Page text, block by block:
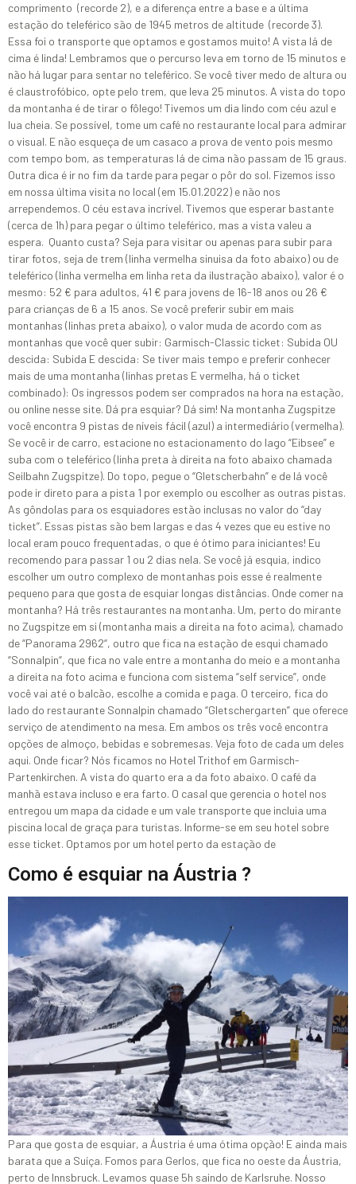
comprimento (recorde 2), e a diferença entre a base e a última
estação do teleférico são de 1945 metros de altitude (recorde 3).
Essa foi o transporte que optamos e gostamos muito! A vista lá de
cima é linda! Lembramos que o percurso leva em torno de 15 minutos e
não há lugar para sentar no teleférico. Se você tiver medo de altura ou
é claustrofóbico, opte pelo trem, que leva 25 minutos. A vista do topo
da montanha é de tirar o fôlego! Tivemos um dia lindo com céu azul e
lua cheia. Se possível, tome um café no restaurante local para admirar
o visual. E não esqueça de um casaco a prova de vento pois mesmo
com tempo bom, as temperaturas lá de cima não passam de 15 graus.
Outra dica é ir no fim da tarde para pegar o pôr do sol. Fizemos isso
em nossa última visita no local (em 15.01.2022) e não nos
arrependemos. O céu estava incrível. Tivemos que esperar bastante
(cerca de 1h) para pegar o último teleférico, mas a vista valeu a
espera. Quanto custa? Seja para visitar ou apenas para subir para
tirar fotos, seja de trem (linha vermelha sinuisa da foto abaixo) ou de
teleférico (linha vermelha em linha reta da ilustração abaixo), valor é o
mesmo: 52 € para adultos, 41 € para jovens de 16-18 anos ou 26 €
para crianças de 6 a 15 anos. Se você preferir subir em mais
montanhas (linhas preta abaixo), o valor muda de acordo com as
montanhas que você quer subir: Garmisch-Classic ticket: Subida OU
descida: Subida E descida: Se tiver mais tempo e preferir conhecer
mais de uma montanha (linhas pretas E vermelha, há o ticket
combinado): Os ingressos podem ser comprados na hora na estação,
ou online nesse site. Dá pra esquiar? Dá sim! Na montanha Zugspitze
você encontra 9 pistas de níveis fácil (azul) a intermediário (vermelha).
Se você ir de carro, estacione no estacionamento do lago “Eibsee” e
suba com o teleférico (linha preta à direita na foto abaixo chamada
Seilbahn Zugspitze). Do topo, pegue o “Gletscherbahn” e de lá você
pode ir direto para a pista 1 por exemplo ou escolher as outras pistas.
As gôndolas para os esquiadores estão inclusas no valor do “day
ticket”. Essas pistas são bem largas e das 4 vezes que eu estive no
local eram pouco frequentadas, o que é ótimo para iniciantes! Eu
recomendo para passar 1 ou 2 dias nela. Se você já esquia, indico
escolher um outro complexo de montanhas pois esse é realmente
pequeno para que gosta de esquiar longas distâncias. Onde comer na
montanha? Há três restaurantes na montanha. Um, perto do mirante
no Zugspitze em si (montanha mais a direita na foto acima), chamado
de “Panorama 2962“, outro que fica na estação de esqui chamado
“Sonnalpin“, que fica no vale entre a montanha do meio e a montanha
a direita na foto acima e funciona com sistema “self service”, onde
você vai até o balcão, escolhe a comida e paga. O terceiro, fica do
lado do restaurante Sonnalpin chamado “Gletschergarten” que oferece
serviço de atendimento na mesa. Em ambos os três você encontra
opções de almoço, bebidas e sobremesas. Veja foto de cada um deles
aqui. Onde ficar? Nós ficamos no Hotel Trithof em Garmisch-
Partenkirchen. A vista do quarto era a da foto abaixo. O café da
manhã estava incluso e era farto. O casal que gerencia o hotel nos
entregou um mapa da cidade e um vale transporte que incluia uma
piscina local de graça para turistas. Informe-se em seu hotel sobre
esse ticket. Optamos por um hotel perto da estação de
Como é esquiar na Áustria ?
Para que gosta de esquiar, a Áustria é uma ótima opção! E ainda mais
barata que a Suíça. Fomos para Gerlos, que fica no oeste da Áustria,
perto de Innsbruck. Levamos quase 5h saindo de Karlsruhe. Nosso